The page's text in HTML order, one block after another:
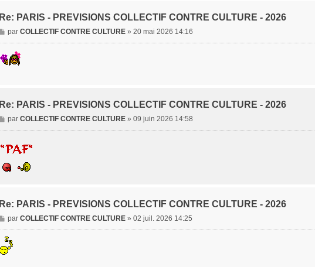
Re: PARIS - PREVISIONS COLLECTIF CONTRE CULTURE - 2026
M
e
s
parCOLLECTIF CONTRE CULTURE »20 mai 2026 14:16
Re: PARIS - PREVISIONS COLLECTIF CONTRE CULTURE - 2026
M
e
g
parCOLLECTIF CONTRE CULTURE »09 juin 2026 14:58
Re: PARIS - PREVISIONS COLLECTIF CONTRE CULTURE - 2026
M
e
s
s
parCOLLECTIF CONTRE CULTURE »02 juil. 2026 14:25